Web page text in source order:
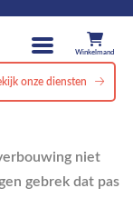
Winkelmand
onze diensten
niet
gebrek dat pas